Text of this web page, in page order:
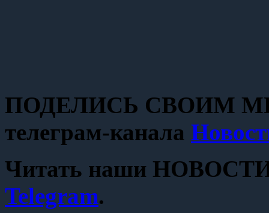
ПОДЕЛИСЬ СВОИМ
телеграм-канала
Читать наши НОВОСТИ
Telegram.